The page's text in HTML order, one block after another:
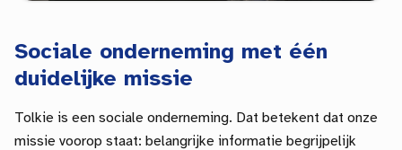
Sociale onderneming met één
duidelijke missie
Tolkie is een sociale onderneming. Dat betekent dat onze
missie voorop staat: belangrijke informatie begrijpelijk